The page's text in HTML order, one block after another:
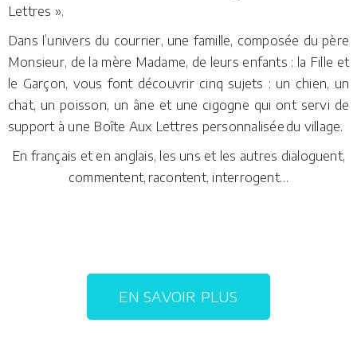
Lettres ».
Dans l’univers du courrier, une famille, composée du père
Monsieur, de la mère Madame, de leurs enfants : la Fille et
le Garçon, vous font découvrir cinq sujets : un chien, un
chat, un poisson, un âne et une cigogne qui ont servi de
support à une Boîte Aux Lettres personnalisée du village.
En français et en anglais, les uns et les autres dialoguent,
commentent, racontent, interrogent…
EN SAVOIR PLUS